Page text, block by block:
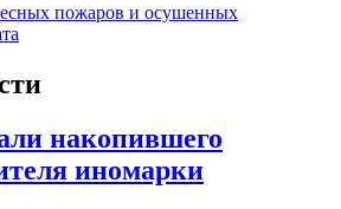
пожаров и осушенных
накопившего
иномарки